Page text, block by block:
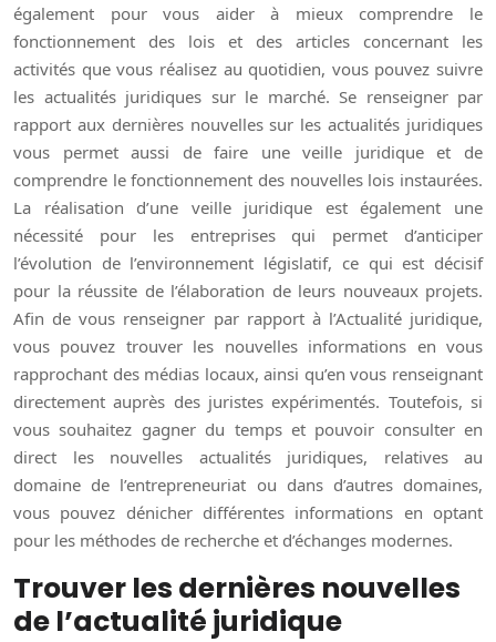
également pour vous aider à mieux comprendre le
fonctionnement des lois et des articles concernant les
activités que vous réalisez au quotidien, vous pouvez suivre
les actualités juridiques sur le marché. Se renseigner par
rapport aux dernières nouvelles sur les actualités juridiques
vous permet aussi de faire une veille juridique et de
comprendre le fonctionnement des nouvelles lois instaurées.
La réalisation d’une veille juridique est également une
nécessité pour les entreprises qui permet d’anticiper
l’évolution de l’environnement législatif, ce qui est décisif
pour la réussite de l’élaboration de leurs nouveaux projets.
Afin de vous renseigner par rapport à l’Actualité juridique,
vous pouvez trouver les nouvelles informations en vous
rapprochant des médias locaux, ainsi qu’en vous renseignant
directement auprès des juristes expérimentés. Toutefois, si
vous souhaitez gagner du temps et pouvoir consulter en
direct les nouvelles actualités juridiques, relatives au
domaine de l’entrepreneuriat ou dans d’autres domaines,
vous pouvez dénicher différentes informations en optant
pour les méthodes de recherche et d’échanges modernes.
Trouver les dernières nouvelles
de l’actualité juridique